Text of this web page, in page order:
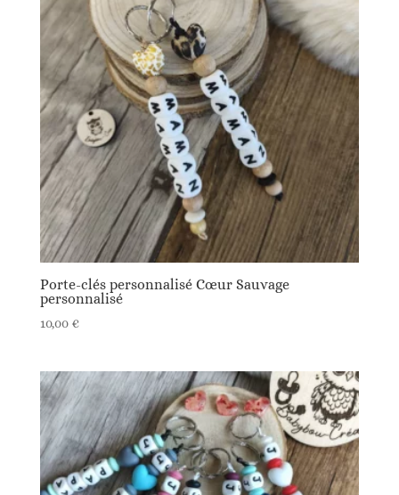
ancien
Porte-clés personnalisé Cœur Sauvage
personnalisé
10,00 €